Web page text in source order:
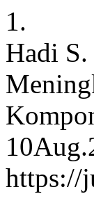
1.
Hadi
https://